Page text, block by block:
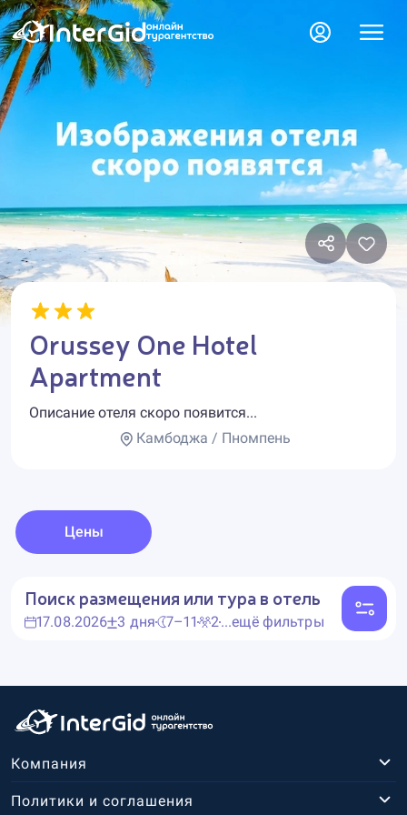
Orussey One Hotel
Apartment
Описание отеля скоро появится...
Камбоджа / Пномпень
Цены
Поиск размещения или тура в отель
17.08.2026 3 дня 7–11 2...ещё фильтры
Компания
Политики и соглашения